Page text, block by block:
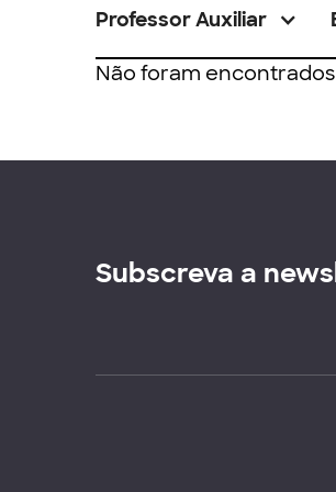
Professor Auxiliar
Não foram
Subscreva a